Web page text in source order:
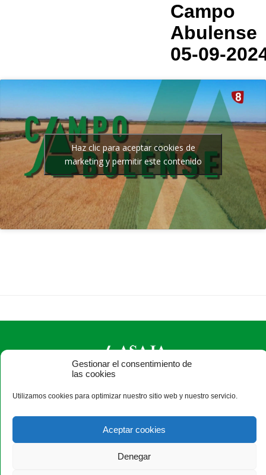
Gestionar el consentimiento de
las cookies
Utilizamos cookies para optimizar nuestro sitio web y nuestro servicio.
Aceptar cookies
Denegar
Campo
Abulense
05-09-
Haz clic para aceptar cookies de
marketing y permitir este contenido
ASAJA Ávila - Jóvenes Agricultores
+34 920 100 857 · asaja@asajaavila.com